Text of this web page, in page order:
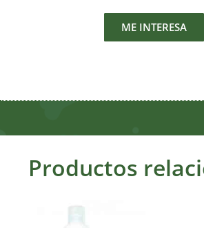
ME INTERESA
Productos